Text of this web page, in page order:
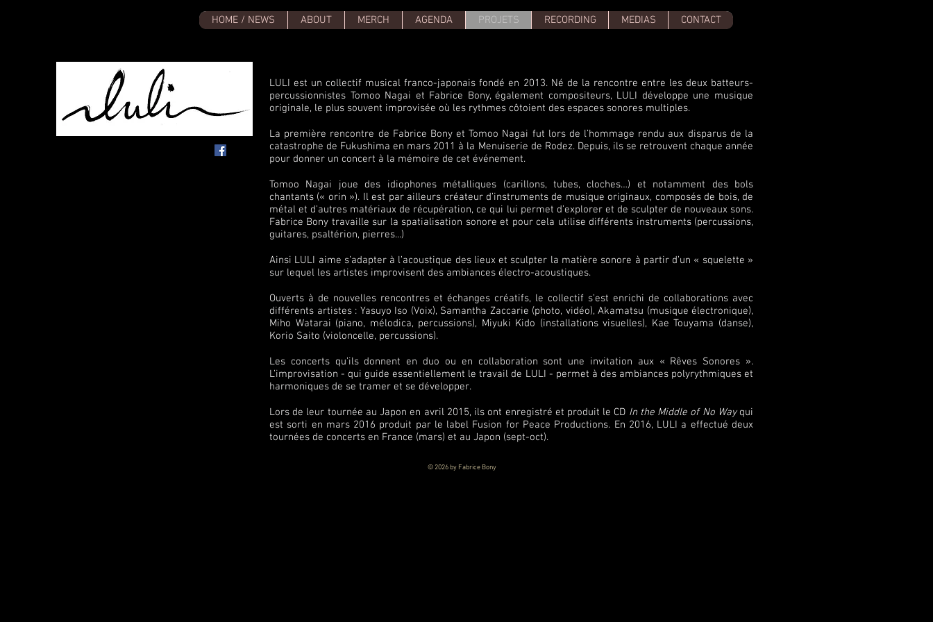
HOME / NEWS ABOUT MERCH AGENDA PROJETS RECORDING MEDIAS CONTACT
LULI est un collectif musical franco-japonais fondé en 2013. Né de la rencontre entre les deux batteurs-
percussionnistes Tomoo Nagai et Fabrice Bony, également compositeurs, LULI développe une musique
originale, le plus souvent improvisée où les rythmes côtoient des espaces sonores multiples.
La première rencontre de Fabrice Bony et Tomoo Nagai fut lors de l’hommage rendu aux disparus de la
catastrophe de Fukushima en mars 2011 à la Menuiserie de Rodez. Depuis, ils se retrouvent chaque année
pour donner un concert à la mémoire de cet événement.
Tomoo Nagai joue des idiophones métalliques (carillons, tubes, cloches…) et notamment des bols
chantants (« orin »). Il est par ailleurs créateur d’instruments de musique originaux, composés de bois, de
métal et d’autres matériaux de récupération, ce qui lui permet d’explorer et de sculpter de nouveaux sons.
Fabrice Bony travaille sur la spatialisation sonore et pour cela utilise différents instruments (percussions,
guitares, psaltérion, pierres...)
Ainsi LULI aime s’adapter à l’acoustique des lieux et sculpter la matière sonore à partir d’un « squelette »
sur lequel les artistes improvisent des ambiances électro-acoustiques.
Ouverts à de nouvelles rencontres et échanges créatifs, le collectif s’est enrichi de collaborations avec
différents artistes : Yasuyo Iso (Voix), Samantha Zaccarie (photo, vidéo), Akamatsu (musique électronique),
Miho Watarai (piano, mélodica, percussions), Miyuki Kido (installations visuelles), Kae Touyama (danse),
Korio Saito (violoncelle, percussions).
Les concerts qu’ils donnent en duo ou en collaboration sont une invitation aux « Rêves Sonores ».
L’improvisation - qui guide essentiellement le travail de LULI - permet à des ambiances polyrythmiques et
harmoniques de se tramer et se développer.
Lors de leur tournée au Japon en avril 2015, ils ont enregistré et produit le CD In the Middle of No Wayqui
est sorti en mars 2016 produit par le label Fusion for Peace Productions. En 2016, LULI a effectué deux
tournées de concerts en France (mars) et au Japon (sept-oct).
© 2026 by Fabrice Bony